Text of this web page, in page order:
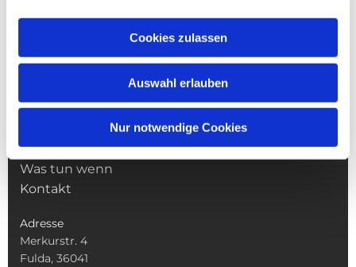
Cookies zulassen
Auswahl erlauben
Nur notwendige Cookies
Sakramente
Veranstaltungen & Angebote
Kindertagesstätte St. Andreas
Was tun wenn
Kontakt
Adresse
Merkurstr. 4
Fulda, 36041